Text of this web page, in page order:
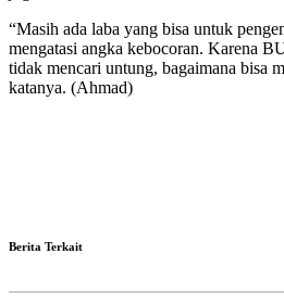
“Masih ada laba yang bisa untuk
mengatasi angka kebocoran. Karena
tidak mencari untung, bagaimana bisa
katanya. (Ahmad)
Berita Terkait